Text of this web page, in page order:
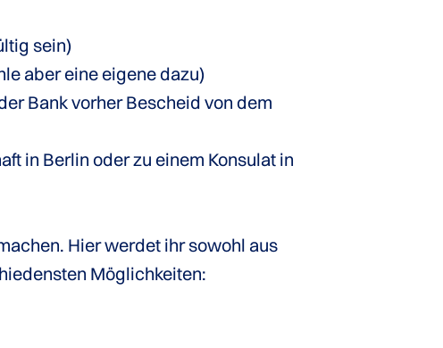
sein)
aber eine eigene dazu)
Bank vorher Bescheid von dem
in Berlin oder zu einem Konsulat in
Hier werdet ihr sowohl aus
Möglichkeiten: